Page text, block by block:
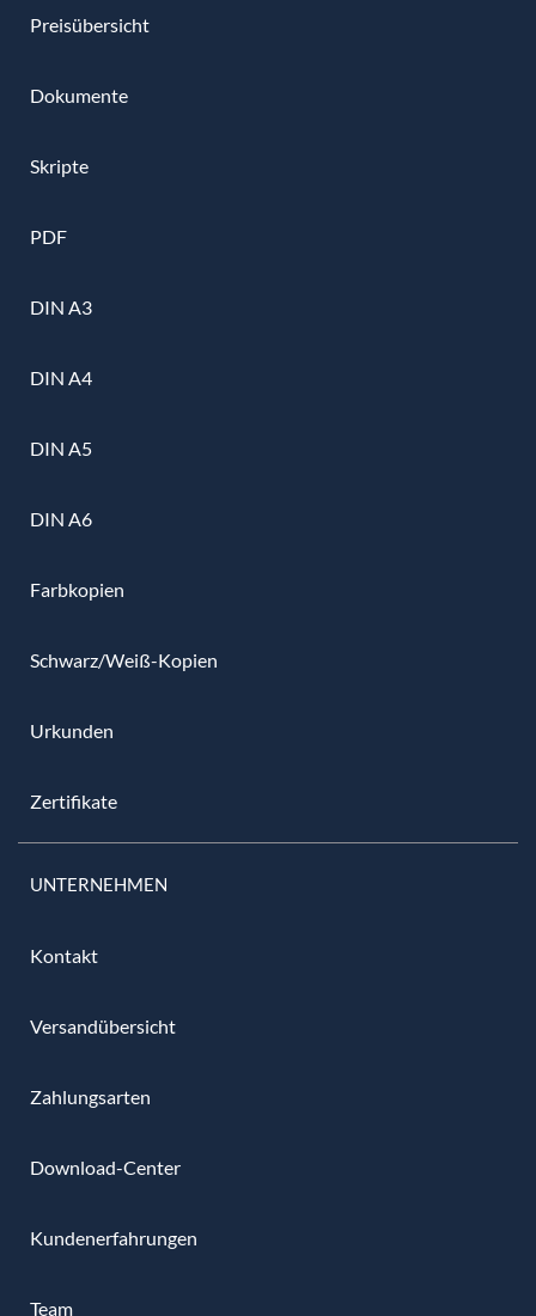
Preisübersicht
Dokumente
Skripte
PDF
DIN A3
DIN A4
DIN A5
DIN A6
Farbkopien
Schwarz/Weiß-Kopien
Urkunden
Zertifikate
UNTERNEHMEN
Kontakt
Versandübersicht
Zahlungsarten
Download-Center
Kundenerfahrungen
Team